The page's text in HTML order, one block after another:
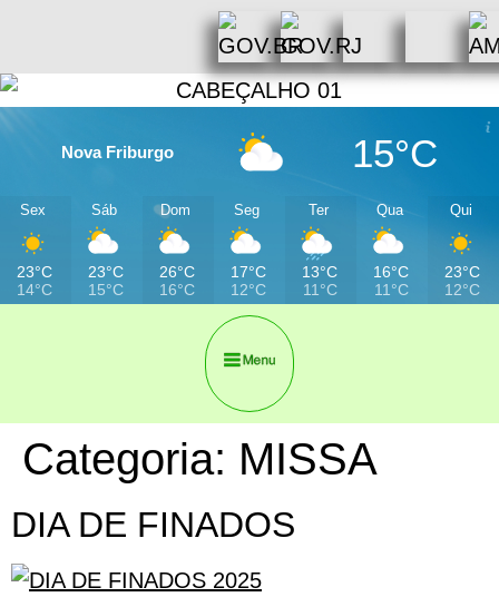
Nova Friburgo 15°C
Sex
23°C
14°C
Sáb
23°C
15°C
Dom
26°C
16°C
Seg
17°C
12°C
Ter
13°C
11°C
Qua
16°C
11°C
Qui
23°C
12°C
Categoria: MISSA
DIA DE FINADOS